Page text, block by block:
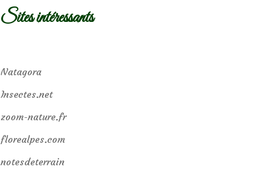
Sites intéressants
Natagora
Insectes.net
zoom-nature.fr
florealpes.com
notesdeterrain